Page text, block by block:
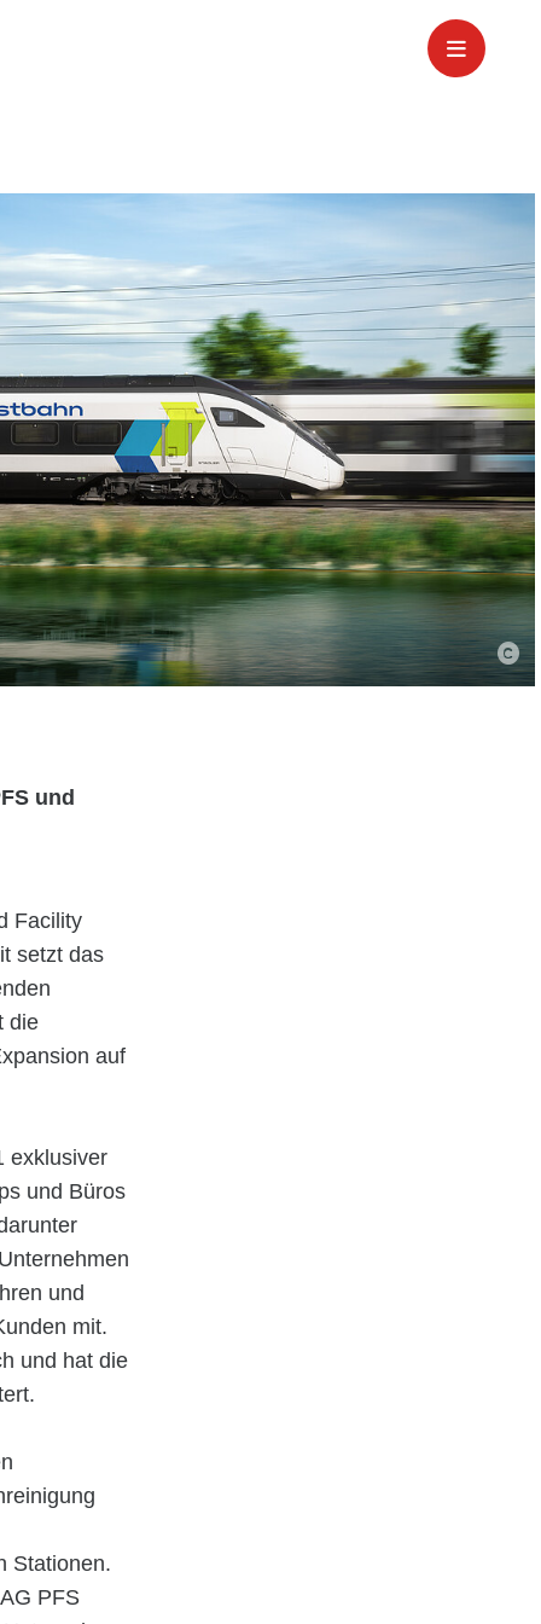
und
Facility
setzt das
die
auf
exklusiver
und Büros
und
mit.
und hat die
Stationen.
PFS